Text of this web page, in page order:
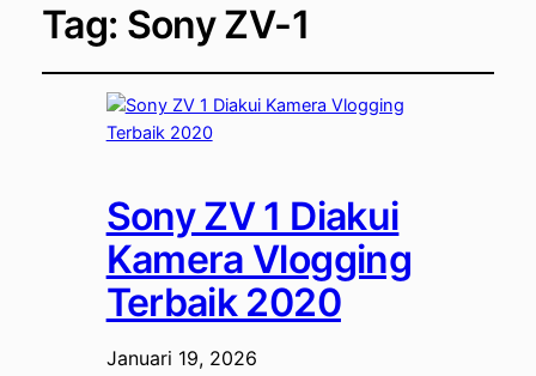
Tag: Sony ZV-1
Sony ZV 1 Diakui
Kamera Vlogging
Terbaik 2020
Januari 19, 2026